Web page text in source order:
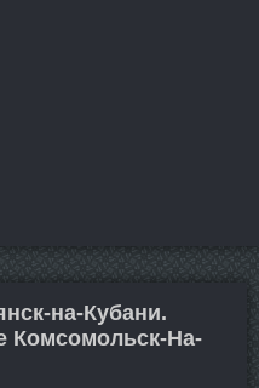
на-Кубани.
Комсомольск-На-